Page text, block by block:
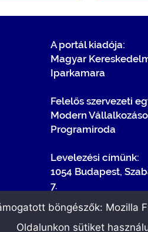
A portál kiadója:
Magyar
Iparkamara
Felelős szervezeti
Modern
Programiroda
Levelezési címünk:
1054 Budapest,
7.
böngészők: Mozilla
Oldalunkon sütiket